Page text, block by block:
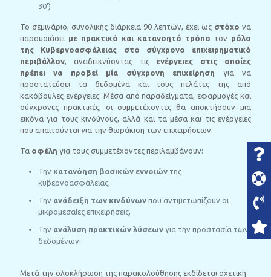
30’)
Το σεμινάριο, συνολικής διάρκεια 90 λεπτών, έχει ως στόχο να
παρουσιάσει με πρακτικό και κατανοητό τρόπο τον ρόλο
της Κυβερνοασφάλειας στο σύγχρονο επιχειρηματικό
περιβάλλον , αναδεικνύοντας τις ενέργειες στις οποίες
πρέπει να προβεί μία σύγχρονη επιχείρηση για να
προστατεύσει τα δεδομένα και τους πελάτες της από
κακόβουλες ενέργειες. Μέσα από παραδείγματα, εφαρμογές και
σύγχρονες πρακτικές, οι συμμετέχοντες θα αποκτήσουν μια
εικόνα για τους κινδύνους, αλλά και τα μέσα και τις ενέργειες
που απαιτούνται για την θωράκιση των επιχειρήσεων.
Τα οφέλη για τους συμμετέχοντες περιλαμβάνουν:
Την κατανόηση βασικών εννοιών της
κυβερνοασφάλειας,
Την ανάδειξη των κινδύνων που αντιμετωπίζουν οι
μικρομεσαίες επιχειρήσεις,
Την ανάλυση πρακτικών λύσεων για την προστασία των
δεδομένων.
Μετά την ολοκλήρωση της παρακολούθησης εκδίδεται σχετική